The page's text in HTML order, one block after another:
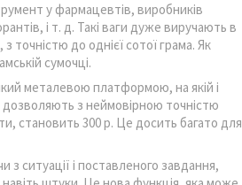
у фармацевтів, виробників
і т. д. Такі ваги дуже виручають в
точністю до однієї сотої грама. Як
сумочці.
металевою платформою, на якій і
з неймовірною точністю
становить 300 р. Це досить багато для
ситуації і поставленого завдання,